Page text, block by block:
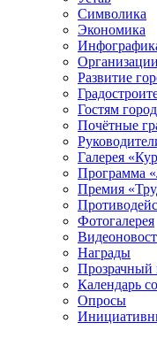
Символика
Экономика
Организации
Развитие
Гостям
Почётные
Галерея
Программа
Премия
Фотогалерея
Награды
Прозрачный
Календарь
Опросы